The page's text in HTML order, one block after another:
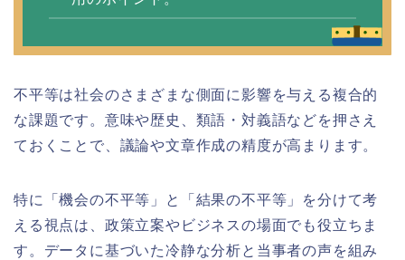
不平等は社会のさまざまな側面に影響を与える複合的
な課題です。意味や歴史、類語・対義語などを押さえ
ておくことで、議論や文章作成の精度が高まります。
特に「機会の不平等」と「結果の不平等」を分けて考
える視点は、政策立案やビジネスの場面でも役立ちま
す。データに基づいた冷静な分析と当事者の声を組み